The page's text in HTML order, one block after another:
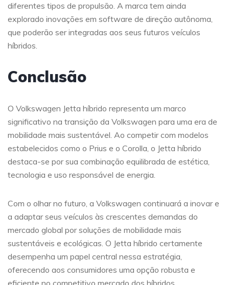
diferentes tipos de propulsão. A marca tem ainda
explorado inovações em software de direção autônoma,
que poderão ser integradas aos seus futuros veículos
híbridos.
Conclusão
O Volkswagen Jetta híbrido representa um marco
significativo na transição da Volkswagen para uma era de
mobilidade mais sustentável. Ao competir com modelos
estabelecidos como o Prius e o Corolla, o Jetta híbrido
destaca-se por sua combinação equilibrada de estética,
tecnologia e uso responsável de energia.
Com o olhar no futuro, a Volkswagen continuará a inovar e
a adaptar seus veículos às crescentes demandas do
mercado global por soluções de mobilidade mais
sustentáveis e ecológicas. O Jetta híbrido certamente
desempenha um papel central nessa estratégia,
oferecendo aos consumidores uma opção robusta e